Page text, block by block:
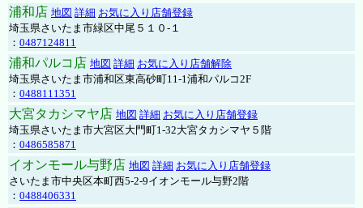
浦和店 地図 詳細 お気に入り店舗登録
埼玉県さいたま市緑区中尾５１０-１
： 0487124811
浦和パルコ店 地図 詳細 お気に入り店舗解除
埼玉県さいたま市浦和区東高砂町11-1浦和パルコ2F
： 0488111351
大宮タカシマヤ店 地図 詳細 お気に入り店舗登録
埼玉県さいたま市大宮区大門町1-32大宮タカシマヤ５階
： 0486585871
イオンモール与野店 地図 詳細 お気に入り店舗登録
さいたま市中央区本町西5-2-9イオンモール与野2階
： 0488406331